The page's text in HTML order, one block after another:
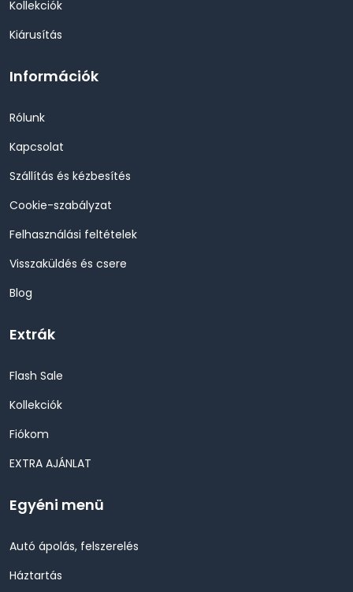
Kollekciók
Kiárusítás
Információk
Rólunk
Kapcsolat
Szállítás és kézbesítés
Cookie-szabályzat
Felhasználási feltételek
Visszaküldés és csere
Blog
Extrák
Flash Sale
Kollekciók
Fiókom
EXTRA AJÁNLAT
Egyéni menü
Autó ápolás, felszerelés
Háztartás